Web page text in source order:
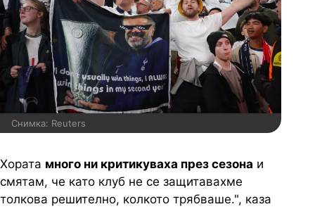
Снимка: Reuters
Хората много ни критикуваха през сезона и
смятам, че като клуб не се защитавахме
толкова решително, колкото трябваше.", каза